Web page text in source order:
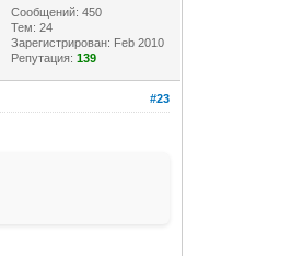
Сообщений: 450
Тем: 24
Зарегистрирован: Feb 2010
Репутация:139
#23